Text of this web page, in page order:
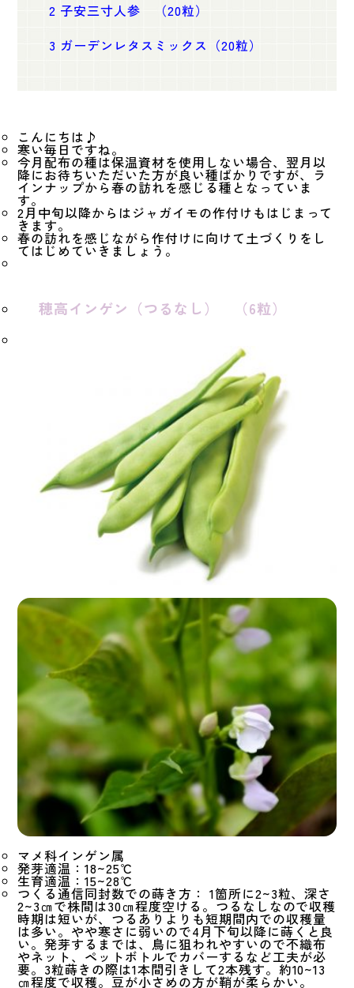
2 子安三寸人参 （20粒）
3 ガーデンレタスミックス（20粒）
こんにちは♪
寒い毎日ですね。
今月配布の種は保温資材を使用しない場合、翌月以
降にお待ちいただいた方が良い種ばかりですが、ラ
インナップから春の訪れを感じる種となっていま
す。
2月中旬以降からはジャガイモの作付けもはじまって
きます。
春の訪れを感じながら作付けに向けて土づくりをし
てはじめていきましょう。
穂高インゲン（つるなし） （6粒）
マメ科インゲン属
発芽適温：18~25℃
生育適温：15~28℃
つくる通信同封数での蒔き方： 1箇所に2~3粒、深さ
2~3㎝で株間は30㎝程度空ける。つるなしなので収穫
時期は短いが、つるありよりも短期間内での収穫量
は多い。やや寒さに弱いので4月下旬以降に蒔くと良
い。発芽するまでは、鳥に狙われやすいので不織布
やネット、ペットボトルでカバーするなど工夫が必
要。3粒蒔きの際は1本間引きして2本残す。約10~13
㎝程度で収穫。豆が小さめの方が鞘が柔らかい。